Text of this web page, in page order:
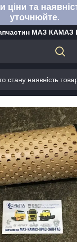
ціни та
уточнюйте.
МАЗ
стану наявність